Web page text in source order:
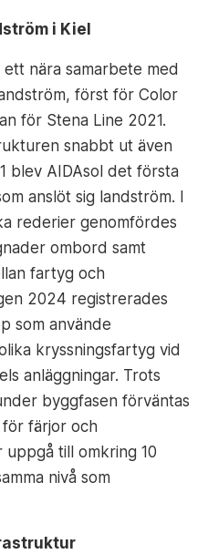
i Kiel
nära samarbete med
först för Color
för Stena Line 2021.
snabbt ut även
blev AIDAsol det första
anslöt sig landström. I
rederier genomfördes
ombord samt
fartyg och
2024 registrerades
som använde
kryssningsfartyg vid
anläggningar. Trots
byggfasen förväntas
för färjor och
uppgå till omkring 10
nivå som